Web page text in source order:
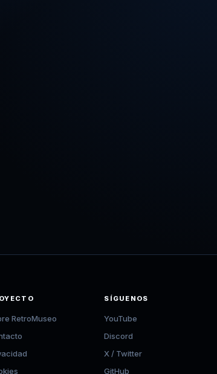
RetroMuseo
SÍGUENOS
YouTube
Discord
X / Twitter
GitHub